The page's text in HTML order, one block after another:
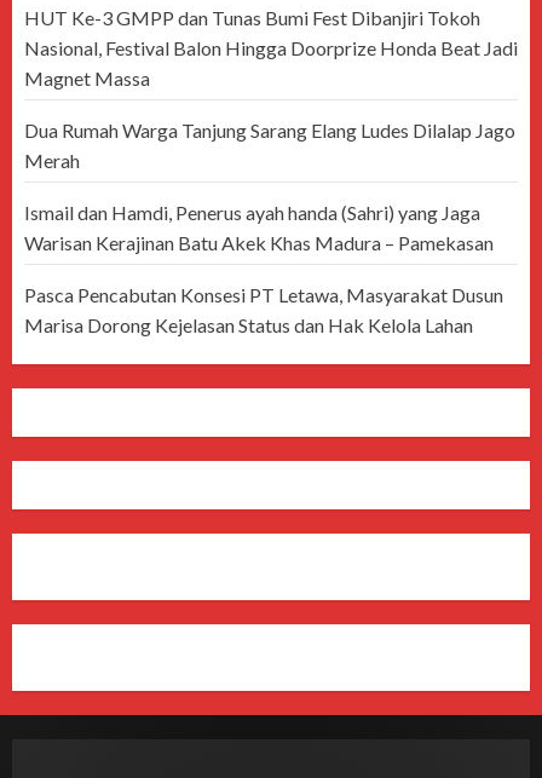
HUT Ke-3 GMPP dan Tunas Bumi Fest Dibanjiri Tokoh
Nasional, Festival Balon Hingga Doorprize Honda Beat Jadi
Magnet Massa
Dua Rumah Warga Tanjung Sarang Elang Ludes Dilalap Jago
Merah
Ismail dan Hamdi, Penerus ayah handa (Sahri) yang Jaga
Warisan Kerajinan Batu Akek Khas Madura – Pamekasan
Pasca Pencabutan Konsesi PT Letawa, Masyarakat Dusun
Marisa Dorong Kejelasan Status dan Hak Kelola Lahan